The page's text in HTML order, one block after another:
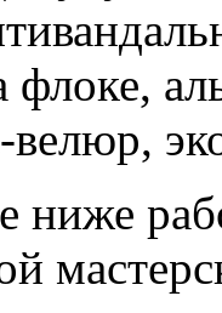
велюр,
ниже